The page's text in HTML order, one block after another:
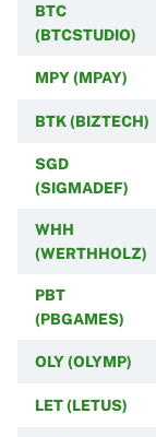
BTC
(BTCSTUDIO)
MPY (MPAY)
BTK (BIZTECH)
SGD
(SIGMADEF)
WHH
(WERTHHOLZ)
PBT
(PBGAMES)
OLY (OLYMP)
LET (LETUS)